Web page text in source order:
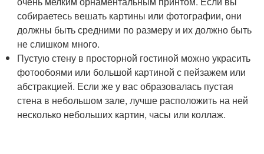
собираетесь вешать картины или фотографии, они
должны быть средними по размеру и их должно быть
не слишком много.
Пустую стену в просторной гостиной можно украсить
фотообоями или большой картиной с пейзажем или
абстракцией. Если же у вас образовалась пустая
стена в небольшом зале, лучше расположить на ней
несколько небольших картин, часы или коллаж.